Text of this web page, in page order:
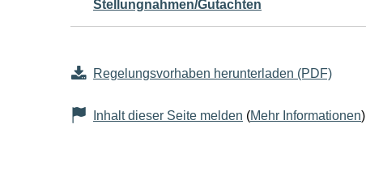
Stellungnahmen/Gutachten
Regelungsvorhaben herunterladen (PDF)
Inhalt dieser Seite melden (Mehr Informationen)